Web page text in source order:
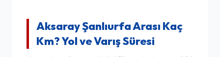
Aksaray Şanlıurfa Arası Kaç
Km? Yol ve Varış Süresi